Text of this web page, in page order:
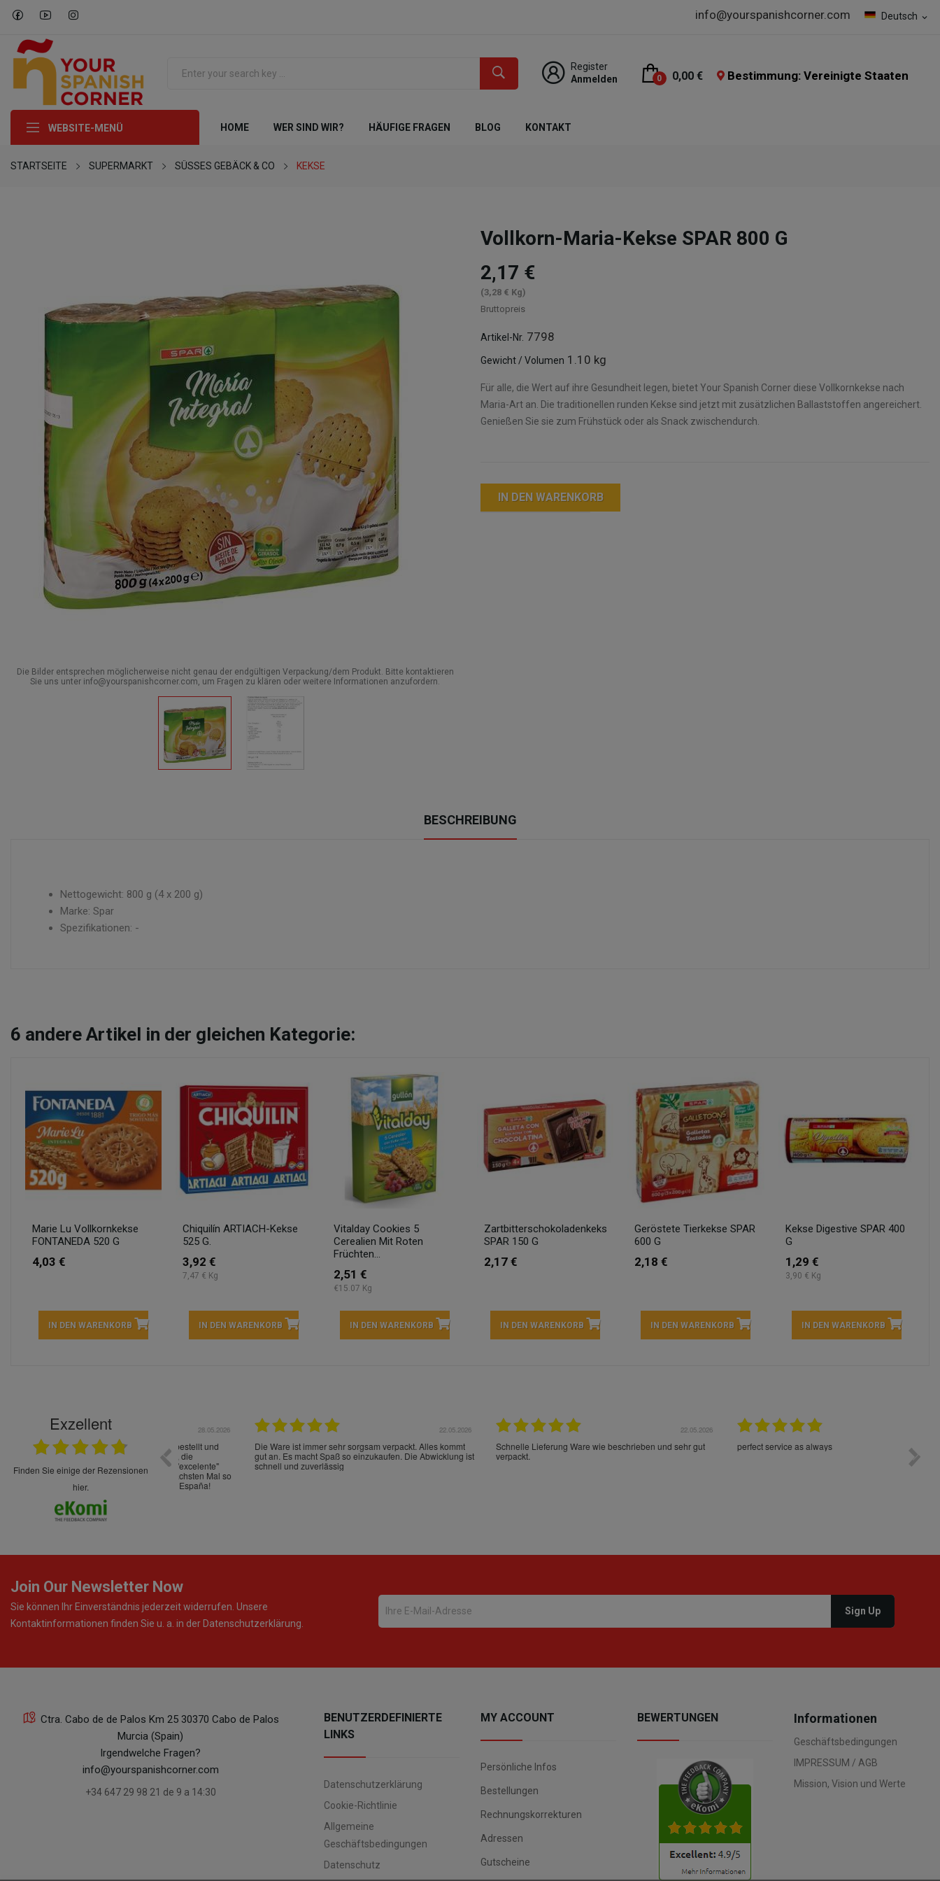
Deutsch expand_more
info@yourspanishcorner.com
Register
Anmelden
0 0,00 € Bestimmung: Vereinigte Staaten
WEBSITE-MENÜ HOME WER SIND WIR? HÄUFIGE FRAGEN BLOG KONTAKT
STARTSEITE SUPERMARKT SÜSSES GEBÄCK & CO KEKSE
Die Bilder entsprechen möglicherweise nicht genau der endgültigen Verpackung/dem Produkt. Bitte kontaktieren
Sie uns unter info@yourspanishcorner.com, um Fragen zu klären oder weitere Informationen anzufordern.
Vollkorn-Maria-Kekse SPAR 800 G
2,17 €
(3,28 € Kg)
Bruttopreis
Artikel-Nr. 7798
Gewicht / Volumen 1.10 kg
Für alle, die Wert auf ihre Gesundheit legen, bietet Your Spanish Corner diese Vollkornkekse nach
Maria-Art an. Die traditionellen runden Kekse sind jetzt mit zusätzlichen Ballaststoffen angereichert.
Genießen Sie sie zum Frühstück oder als Snack zwischendurch.
IN DEN WARENKORB
BESCHREIBUNG
Nettogewicht: 800 g (4 x 200 g)
Marke: Spar
Spezifikationen: -
6 andere Artikel in der gleichen Kategorie:
Marie Lu Vollkornkekse
FONTANEDA 520 G
4,03 €
IN DEN WARENKORB
Chiquilín ARTIACH-Kekse
525 G.
3,92 €
7,47 € Kg
IN DEN WARENKORB
Vitalday Cookies 5
Cerealien Mit Roten
Früchten...
2,51 €
€15.07 Kg
IN DEN WARENKORB
Zartbitterschokoladenkeks
SPAR 150 G
2,17 €
IN DEN WARENKORB
Geröstete Tierkekse SPAR
600 G
2,18 €
IN DEN WARENKORB
Kekse Digestive SPAR 400
G
1,29 €
3,90 € Kg
IN DEN WARENKORB
Exzellent
finden Sie einige der Rezensionen
hier.
sehr sorgsam verpackt. Alles kommt
Spaß so einzukaufen. Die Abwicklung ist
Schnelle Lieferung Ware wie beschrieben und sehr gut
verpackt.
perfect service as always
Die Waren sind schnell und im Guten Zustand geliefert
Join Our Newsletter Now
Sie können Ihr Einverständnis jederzeit widerrufen. Unsere
Kontaktinformationen finden Sie u. a. in der Datenschutzerklärung.
Ctra. Cabo de de Palos Km 25 30370 Cabo de Palos
Murcia (Spain)
Irgendwelche Fragen?
info@yourspanishcorner.com
+34 647 29 98 21 de 9 a 14:30
BENUTZERDEFINIERTE
LINKS
Datenschutzerklärung
Cookie-Richtlinie
Allgemeine
Geschäftsbedingungen
Datenschutz
MY ACCOUNT
Persönliche Infos
Bestellungen
Rechnungskorrekturen
Adressen
Gutscheine
BEWERTUNGEN Informationen
Geschäftsbedingungen
IMPRESSUM / AGB
Mission, Vision und Werte